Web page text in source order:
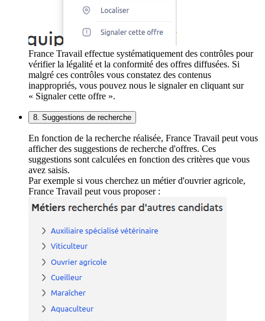
France Travail effectue systématiquement des contrôles pour
vérifier la légalité et la conformité des offres diffusées. Si
malgré ces contrôles vous constatez des contenus
inappropriés, vous pouvez nous le signaler en cliquant sur
« Signaler cette offre ».
8. Suggestions de recherche
En fonction de la recherche réalisée, France Travail peut vous
afficher des suggestions de recherche d'offres. Ces
suggestions sont calculées en fonction des critères que vous
avez saisis.
Par exemple si vous cherchez un métier d'ouvrier agricole,
France Travail peut vous proposer :